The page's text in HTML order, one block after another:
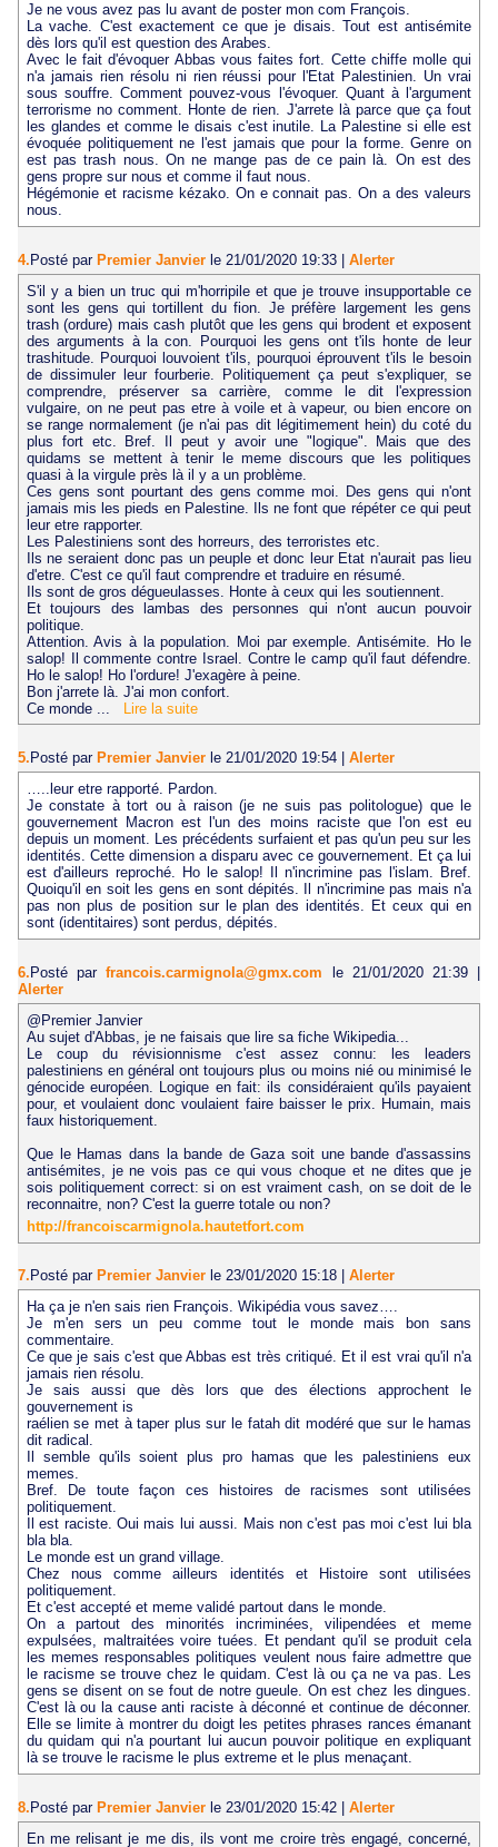
Je ne vous avez pas lu avant de poster mon com François.
La vache. C'est exactement ce que je disais. Tout est antisémite
dès lors qu'il est question des Arabes.
Avec le fait d'évoquer Abbas vous faites fort. Cette chiffe molle qui
n'a jamais rien résolu ni rien réussi pour l'Etat Palestinien. Un vrai
sous souffre. Comment pouvez-vous l'évoquer. Quant à l'argument
terrorisme no comment. Honte de rien. J'arrete là parce que ça fout
les glandes et comme le disais c'est inutile. La Palestine si elle est
évoquée politiquement ne l'est jamais que pour la forme. Genre on
est pas trash nous. On ne mange pas de ce pain là. On est des
gens propre sur nous et comme il faut nous.
Hégémonie et racisme kézako. On e connait pas. On a des valeurs
nous.
4.Posté par Premier Janvier le 21/01/2020 19:33 | Alerter
S'il y a bien un truc qui m'horripile et que je trouve insupportable ce
sont les gens qui tortillent du fion. Je préfère largement les gens
trash (ordure) mais cash plutôt que les gens qui brodent et exposent
des arguments à la con. Pourquoi les gens ont t'ils honte de leur
trashitude. Pourquoi louvoient t'ils, pourquoi éprouvent t'ils le besoin
de dissimuler leur fourberie. Politiquement ça peut s'expliquer, se
comprendre, préserver sa carrière, comme le dit l'expression
vulgaire, on ne peut pas etre à voile et à vapeur, ou bien encore on
se range normalement (je n'ai pas dit légitimement hein) du coté du
plus fort etc. Bref. Il peut y avoir une "logique". Mais que des
quidams se mettent à tenir le meme discours que les politiques
quasi à la virgule près là il y a un problème.
Ces gens sont pourtant des gens comme moi. Des gens qui n'ont
jamais mis les pieds en Palestine. Ils ne font que répéter ce qui peut
leur etre rapporter.
Les Palestiniens sont des horreurs, des terroristes etc.
Ils ne seraient donc pas un peuple et donc leur Etat n'aurait pas lieu
d'etre. C'est ce qu'il faut comprendre et traduire en résumé.
Ils sont de gros dégueulasses. Honte à ceux qui les soutiennent.
Et toujours des lambas des personnes qui n'ont aucun pouvoir
politique.
Attention. Avis à la population. Moi par exemple. Antisémite. Ho le
salop! Il commente contre Israel. Contre le camp qu'il faut défendre.
Ho le salop! Ho l'ordure! J'exagère à peine.
Bon j'arrete là. J'ai mon confort.
Ce monde ... Lire la suite
5. Posté par Premier Janvier le 21/01/2020 19:54
Alerter
…..leur etre rapporté. Pardon.
Je constate à tort ou à raison (je ne suis pas politologue) que le
gouvernement Macron est l'un des moins raciste que l'on est eu
depuis un moment. Les précédents surfaient et pas qu'un peu sur les
identités. Cette dimension a disparu avec ce gouvernement. Et ça lui
est d'ailleurs reproché. Ho le salop! Il n'incrimine pas l'islam. Bref.
Quoiqu'il en soit les gens en sont dépités. Il n'incrimine pas mais n'a
pas non plus de position sur le plan des identités. Et ceux qui en
sont (identitaires) sont perdus, dépités.
6. Posté parfrancois.carmignola@gmx.com le 21/01/2020 21:39
Alerter
@Premier Janvier
Au sujet d'Abbas, je ne faisais que lire sa fiche Wikipedia...
Le coup du révisionnisme c'est assez connu: les leaders
palestiniens en général ont toujours plus ou moins nié ou minimisé le
génocide européen. Logique en fait: ils considéraient qu'ils payaient
pour, et voulaient donc voulaient faire baisser le prix. Humain, mais
faux historiquement.
Que le Hamas dans la bande de Gaza soit une bande d'assassins
antisémites, je ne vois pas ce qui vous choque et ne dites que je
sois politiquement correct: si on est vraiment cash, on se doit de le
reconnaitre, non? C'est la guerre totale ou non?
http://francoiscarmignola.hautetfort.com
7. Posté par Premier Janvier le 23/01/2020 15:18
Alerter
Ha ça je n'en sais rien François. Wikipédia vous savez….
Je m'en sers un peu comme tout le monde mais bon sans
commentaire.
Ce que je sais c'est que Abbas est très critiqué. Et il est vrai qu'il n'a
jamais rien résolu.
Je sais aussi que dès lors que des élections approchent le
gouvernement is
raélien se met à taper plus sur le fatah dit modéré que sur le hamas
dit radical.
Il semble qu'ils soient plus pro hamas que les palestiniens eux
memes.
Bref. De toute façon ces histoires de racismes sont utilisées
politiquement.
Il est raciste. Oui mais lui aussi. Mais non c'est pas moi c'est lui bla
bla bla.
Le monde est un grand village.
Chez nous comme ailleurs identités et Histoire sont utilisées
politiquement.
Et c'est accepté et meme validé partout dans le monde.
On a partout des minorités incriminées, vilipendées et meme
expulsées, maltraitées voire tuées. Et pendant qu'il se produit cela
les memes responsables politiques veulent nous faire admettre que
le racisme se trouve chez le quidam. C'est là ou ça ne va pas. Les
gens se disent on se fout de notre gueule. On est chez les dingues.
C'est là ou la cause anti raciste à déconné et continue de déconner.
Elle se limite à montrer du doigt les petites phrases rances émanant
du quidam qui n'a pourtant lui aucun pouvoir politique en expliquant
là se trouve le racisme le plus extreme et le plus menaçant.
8. Posté par Premier Janvier le 23/01/2020 15:42
Alerter
En me relisant je me dis, ils vont me croire très engagé, concerné,